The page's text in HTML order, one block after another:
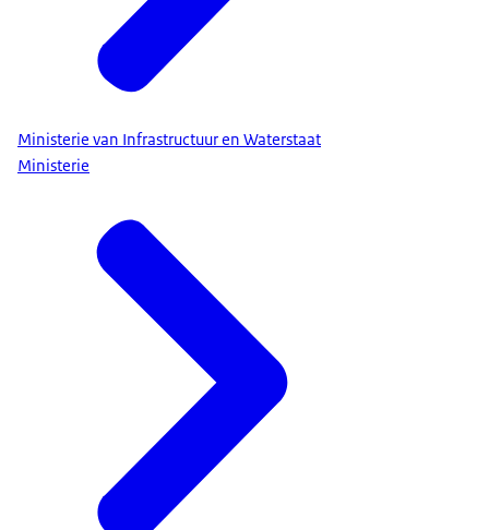
Ministerie van Infrastructuur en Waterstaat
Ministerie